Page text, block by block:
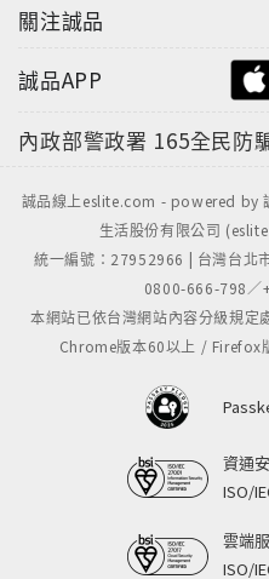
關注誠品
誠品APP
內政部警政署 165全民防
誠品線上eslite.com - powered by
生活股份有限公司
統一編號：27952966 | 台灣台北
0800-666-798／
本網站已依台灣網站內容分級規
Chrome版本60以上 / Firefox
資通
ISO/
雲端
ISO/